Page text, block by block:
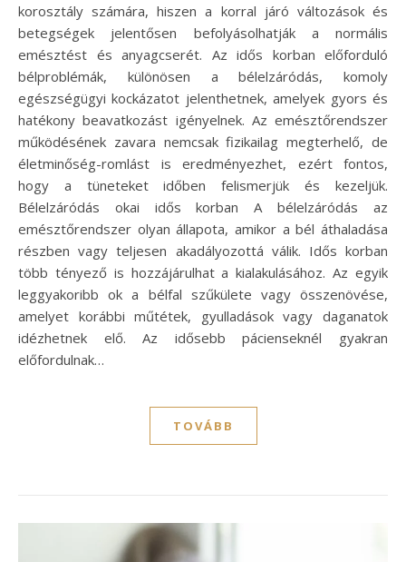
korosztály számára, hiszen a korral járó változások és
betegségek jelentősen befolyásolhatják a normális
emésztést és anyagcserét. Az idős korban előforduló
bélproblémák, különösen a bélelzáródás, komoly
egészségügyi kockázatot jelenthetnek, amelyek gyors és
hatékony beavatkozást igényelnek. Az emésztőrendszer
működésének zavara nemcsak fizikailag megterhelő, de
életminőség-romlást is eredményezhet, ezért fontos,
hogy a tüneteket időben felismerjük és kezeljük.
Bélelzáródás okai idős korban A bélelzáródás az
emésztőrendszer olyan állapota, amikor a bél áthaladása
részben vagy teljesen akadályozottá válik. Idős korban
több tényező is hozzájárulhat a kialakulásához. Az egyik
leggyakoribb ok a bélfal szűkülete vagy összenövése,
amelyet korábbi műtétek, gyulladások vagy daganatok
idézhetnek elő. Az idősebb pácienseknél gyakran
előfordulnak…
TOVÁBB